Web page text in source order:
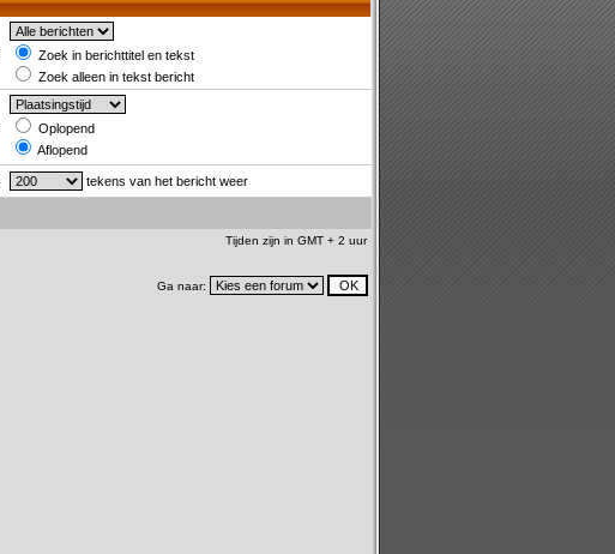
Zoek in berichttitel en tekst
Zoek alleen in tekst bericht
Oplopend
Aflopend
tekens van het bericht weer
Tijden zijn in GMT + 2 uur
Ga naar: